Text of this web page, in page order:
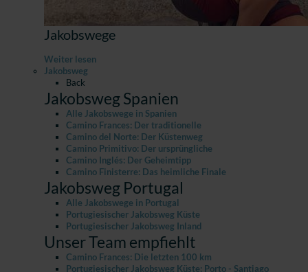
Jakobswege
Weiter lesen
Jakobsweg
Back
Jakobsweg Spanien
Alle Jakobswege in Spanien
Camino Frances: Der traditionelle
Camino del Norte: Der Küstenweg
Camino Primitivo: Der ursprüngliche
Camino Inglés: Der Geheimtipp
Camino Finisterre: Das heimliche Finale
Jakobsweg Portugal
Alle Jakobswege in Portugal
Portugiesischer Jakobsweg Küste
Portugiesischer Jakobsweg Inland
Unser Team empfiehlt
Camino Frances: Die letzten 100 km
Portugiesischer Jakobsweg Küste: Porto - Santiago